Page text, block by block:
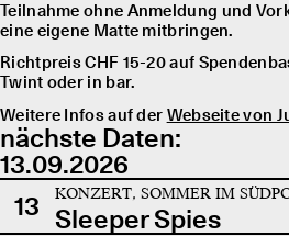
Teilnahme ohne Anmeldung und
eine eigene Matte mitbringen.
Richtpreis CHF 15-20 auf
Twint oder in bar.
Weitere Infos auf der Webseite von
nächste Daten:
13.09.2026
13
KONZERT, SOMMER IM
Sleeper Spies